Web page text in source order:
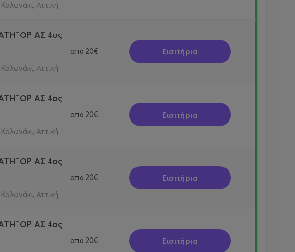
Αττική
4ος
Αττική
από 20€ Εισιτήρια
4ος
Αττική
από 20€ Εισιτήρια
4ος
Αττική
από 20€ Εισιτήρια
4ος
από 20€ Εισιτήρια